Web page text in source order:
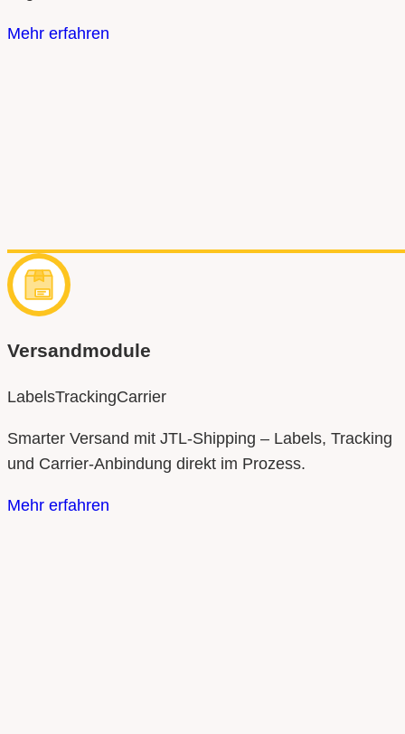
Mehr erfahren
Versandmodule
LabelsTrackingCarrier
Smarter Versand mit JTL‑Shipping – Labels, Tracking
und Carrier‑Anbindung direkt im Prozess.
Mehr erfahren